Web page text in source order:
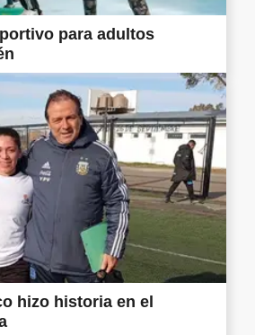
para adultos
hizo historia en el